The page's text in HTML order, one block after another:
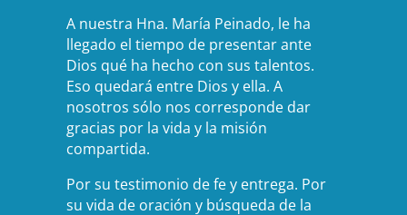
A nuestra Hna. María Peinado, le ha
llegado el tiempo de presentar ante
Dios qué ha hecho con sus talentos.
Eso quedará entre Dios y ella. A
nosotros sólo nos corresponde dar
gracias por la vida y la misión
compartida.
Por su testimonio de fe y entrega. Por
su vida de oración y búsqueda de la